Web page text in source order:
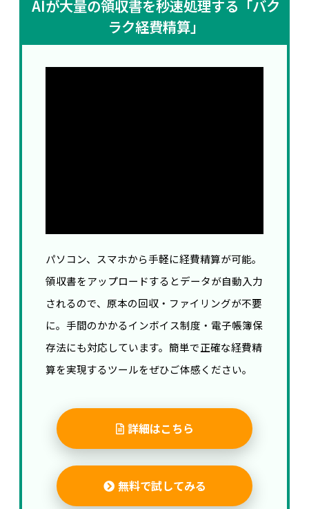
AIが大量の領収書を秒速処理する「バク
ラク経費精算」
パソコン、スマホから手軽に経費精算が可能。
領収書をアップロードするとデータが自動入力
されるので、原本の回収・ファイリングが不要
に。手間のかかるインボイス制度・電子帳簿保
存法にも対応しています。簡単で正確な経費精
算を実現するツールをぜひご体感ください。
詳細はこちら
無料で試してみる